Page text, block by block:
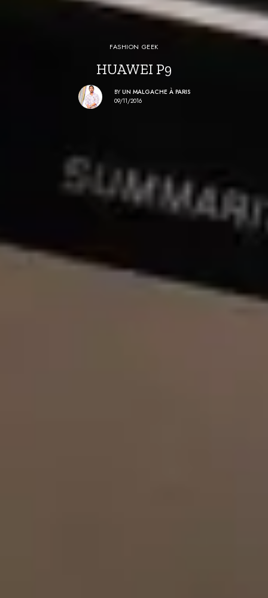
FASHION GEEK
HUAWEI P9
BY UN MALGACHE À PARIS
09/11/2016